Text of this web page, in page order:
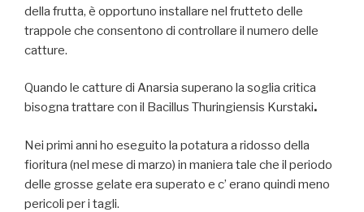
della frutta, è opportuno installare nel frutteto delle
trappole che consentono di controllare il numero delle
catture.
Quando le catture di Anarsia superano la soglia critica
bisogna trattare con il Bacillus Thuringiensis Kurstaki.
Nei primi anni ho eseguito la potatura a ridosso della
fioritura (nel mese di marzo) in maniera tale che il periodo
delle grosse gelate era superato e c’ erano quindi meno
pericoli per i tagli.